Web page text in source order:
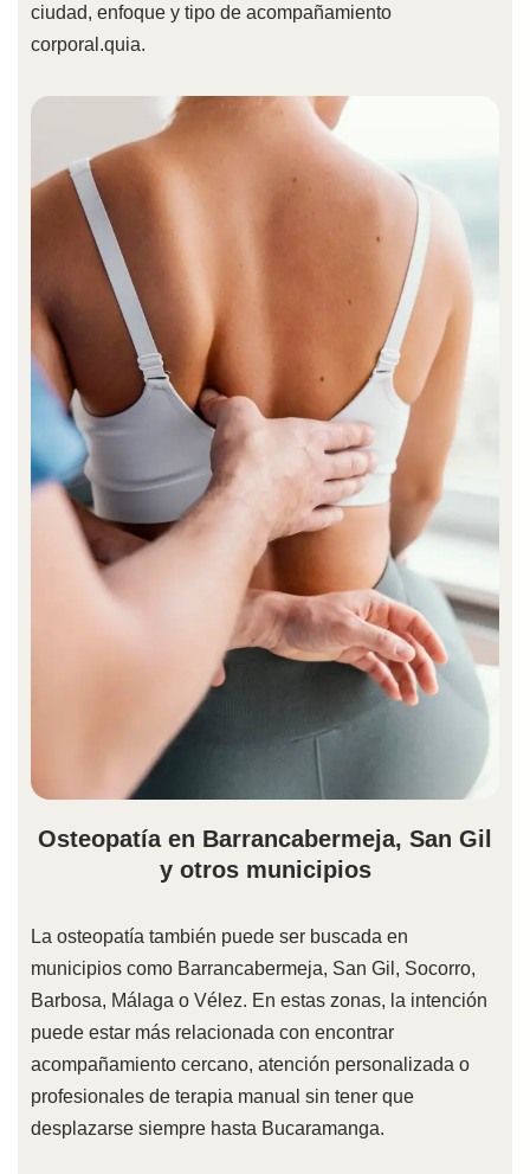
ciudad, enfoque y tipo de acompañamiento
corporal.quia.
Osteopatía en Barrancabermeja, San Gil
y otros municipios
La osteopatía también puede ser buscada en
municipios como Barrancabermeja, San Gil, Socorro,
Barbosa, Málaga o Vélez. En estas zonas, la intención
puede estar más relacionada con encontrar
acompañamiento cercano, atención personalizada o
profesionales de terapia manual sin tener que
desplazarse siempre hasta Bucaramanga.